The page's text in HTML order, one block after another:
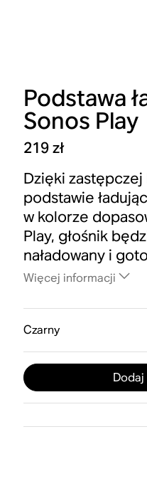
Podstawa
Sonos Play
219 zł
Dzięki
podstawie
w kolorze
Play, głośnik
naładowany i
Więcej informacji
Czarny
Dodaj